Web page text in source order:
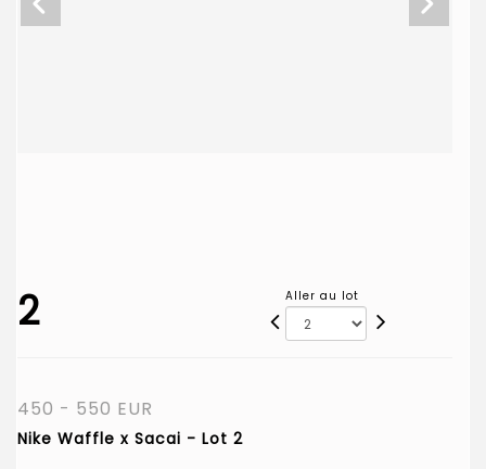
2 Aller au lot
450 - 550 EUR
Nike Waffle x Sacai - Lot 2